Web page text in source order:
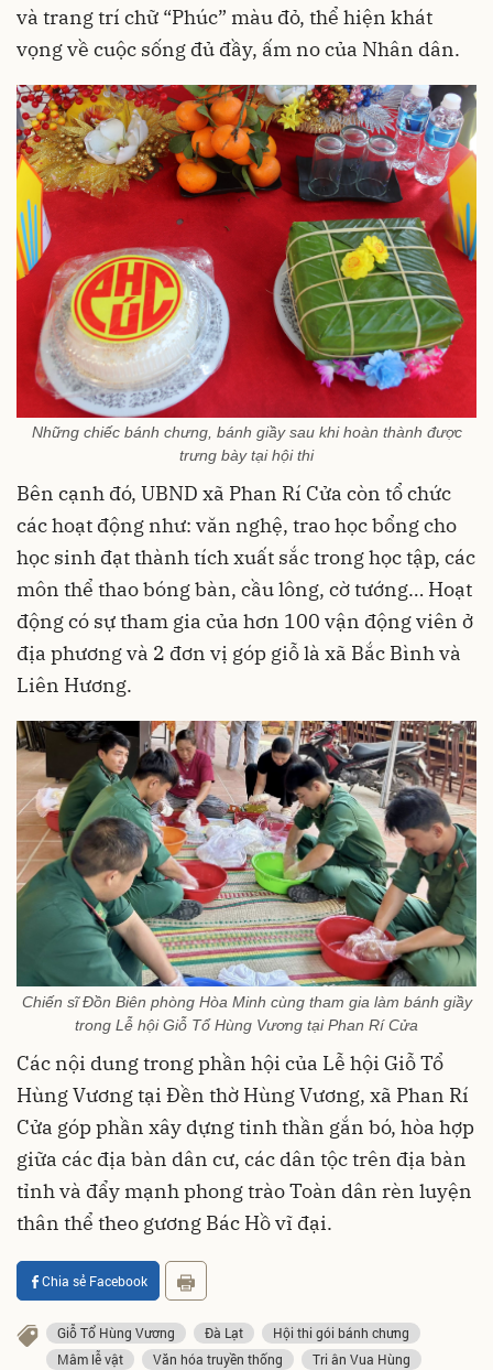
và trang trí chữ “Phúc” màu đỏ, thể hiện khát
vọng về cuộc sống đủ đầy, ấm no của Nhân dân.
Những chiếc bánh chưng, bánh giầy sau khi hoàn thành được
trưng bày tại hội thi
Bên cạnh đó, UBND xã Phan Rí Cửa còn tổ chức
các hoạt động như: văn nghệ, trao học bổng cho
học sinh đạt thành tích xuất sắc trong học tập, các
môn thể thao bóng bàn, cầu lông, cờ tướng… Hoạt
động có sự tham gia của hơn 100 vận động viên ở
địa phương và 2 đơn vị góp giỗ là xã Bắc Bình và
Liên Hương.
Chiến sĩ Đồn Biên phòng Hòa Minh cùng tham gia làm bánh giầy
trong Lễ hội Giỗ Tổ Hùng Vương tại Phan Rí Cửa
Các nội dung trong phần hội của Lễ hội Giỗ Tổ
Hùng Vương tại Đền thờ Hùng Vương, xã Phan Rí
Cửa góp phần xây dựng tinh thần gắn bó, hòa hợp
giữa các địa bàn dân cư, các dân tộc trên địa bàn
tỉnh và đẩy mạnh phong trào Toàn dân rèn luyện
thân thể theo gương Bác Hồ vĩ đại.
Chia sẻ Facebook
Giỗ Tổ Hùng Vương Đà Lạt
Hội thi gói bánh chưng
Mâm lễ vật
Văn hóa truyền thống
Tri ân Vua Hùng